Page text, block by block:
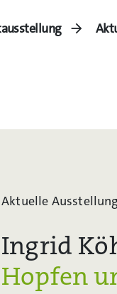
Aktuelle Ausstellung
Ingrid
Hopfen